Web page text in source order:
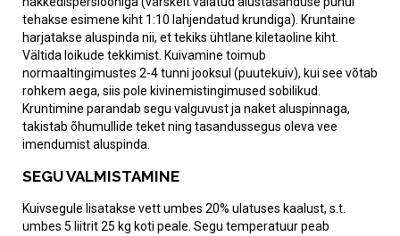
tehakse esimene kiht 1:10 lahjendatud krundiga). Kruntaine
harjatakse aluspinda nii, et tekiks ühtlane kiletaoline kiht.
Vältida loikude tekkimist. Kuivamine toimub
normaaltingimustes 2-4 tunni jooksul (puutekuiv), kui see võtab
rohkem aega, siis pole kivinemistingimused sobilikud.
Kruntimine parandab segu valguvust ja naket aluspinnaga,
takistab õhumullide teket ning tasandussegus oleva vee
imendumist aluspinda.
SEGU VALMISTAMINE
Kuivsegule lisatakse vett umbes 20% ulatuses kaalust, s.t.
umbes 5 liitrit 25 kg koti peale. Segu temperatuur peab